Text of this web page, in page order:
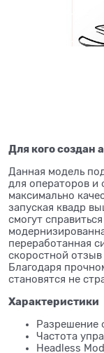
Для кого создан
Данная модель
для операторов и
максимально
запуская квадр
смогут
переработанная
скоростной отзыв
Благодаря
становятся не
Характеристики
Разрешение
Частота
Headless